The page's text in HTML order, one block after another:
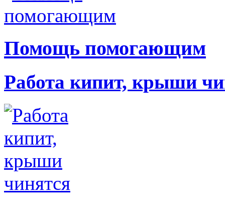
Помощь помогающим
Работа кипит, крыши